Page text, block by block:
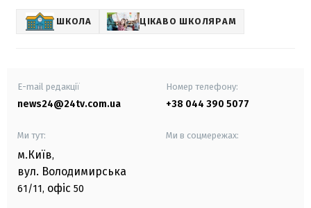
ШКОЛА ЦІКАВО ШКОЛЯРАМ
E-mail редакції
news24@24tv.com.ua
Номер телефону:
+38 044 390 5077
Ми тут:
м.Київ,
вул. Володимирська
61/11, офіс 50
Ми в соцмережах: